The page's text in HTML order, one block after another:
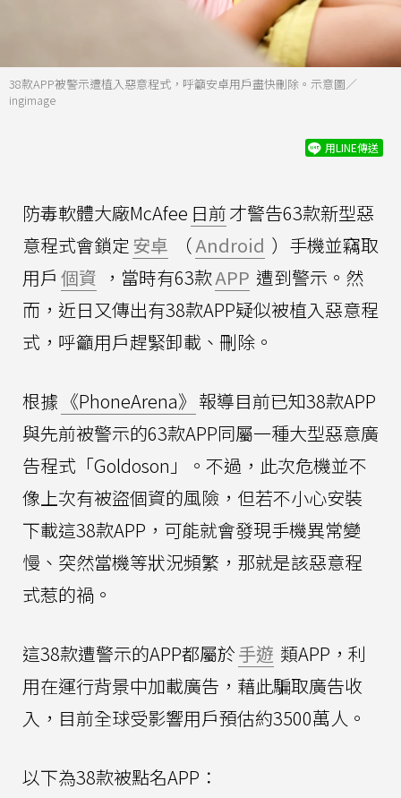
38款APP被警示遭植入惡意程式，呼籲安卓用戶盡快刪除。示意圖／
ingimage
用LINE傳送
防毒軟體大廠McAfee 日前才警告63款新型惡
意程式會鎖定 安卓 （Android ）手機並竊取
用戶 個資 ，當時有63款APP 遭到警示。然
而，近日又傳出有38款APP疑似被植入惡意程
式，呼籲用戶趕緊卸載、刪除。
根據 《PhoneArena》 報導目前已知38款APP
與先前被警示的63款APP同屬一種大型惡意廣
告程式「Goldoson」。不過，此次危機並不
像上次有被盜個資的風險，但若不小心安裝
下載這38款APP，可能就會發現手機異常變
慢、突然當機等狀況頻繁，那就是該惡意程
式惹的禍。
這38款遭警示的APP都屬於手遊 類APP，利
用在運行背景中加載廣告，藉此騙取廣告收
入，目前全球受影響用戶預估約3500萬人。
以下為38款被點名APP：